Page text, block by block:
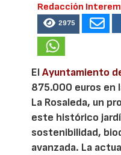
Redacción
2975
ElAyuntamiento
875.000 euros en
La Rosaleda, un
este histórico
sostenibilidad,
avanzada. La